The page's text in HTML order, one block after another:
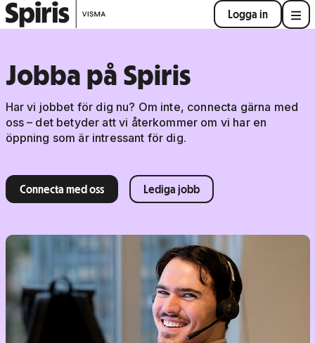
Logga in
Jobba på Spiris
Har vi jobbet för dig nu? Om inte, connecta gärna med
oss – det betyder att vi återkommer om vi har en
öppning som är intressant för dig.
Connecta med oss Lediga jobb